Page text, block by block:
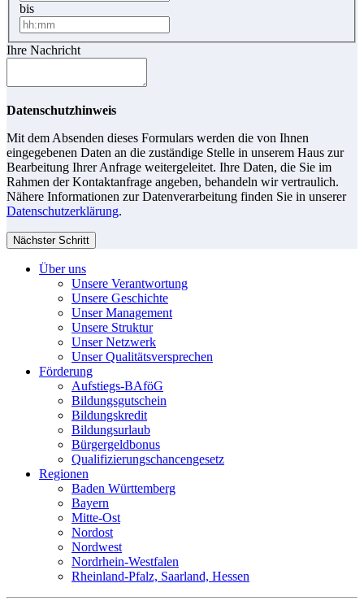
bis
Ihre Nachricht
Datenschutzhinweis
Mit dem Absenden dieses Formulars werden die von Ihnen
eingegebenen Daten an die zuständige Stelle in unserem Haus zur
Bearbeitung Ihrer Anfrage weitergeleitet. Ihre Daten, die Sie im
Rahmen der Kontaktanfrage angeben, behandeln wir vertraulich.
Nähere Informationen zur Datenverarbeitung finden Sie in unserer
Datenschutzerklärung.
Nächster Schritt
Über uns
Unsere Verantwortung
Unsere Geschichte
Unser Management
Unsere Struktur
Unser Netzwerk
Unser Qualitätsversprechen
Förderung
Aufstiegs-BAföG
Bildungsgutschein
Bildungskredit
Bildungsurlaub
Bürgergeldbonus
Qualifizierungschancengesetz
Regionen
Baden Württemberg
Bayern
Mitte-Ost
Nordost
Nordwest
Nordrhein-Westfalen
Rheinland-Pfalz, Saarland, Hessen